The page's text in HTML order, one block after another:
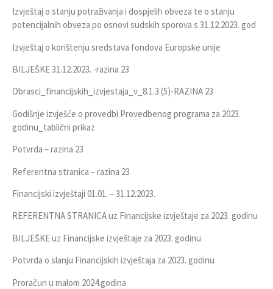
Izvještaj o stanju potraživanja i dospjelih obveza te o stanju
potencijalnih obveza po osnovi sudskih sporova s 31.12.2023. god
Izvještaj o korištenju sredstava fondova Europske unije
BILJEŠKE 31.12.2023. -razina 23
Obrasci_financijskih_izvjestaja_v_8.1.3 (5)-RAZINA 23
Godišnje izvješće o provedbi Provedbenog programa za 2023.
godinu_tablični prikaz
Potvrda – razina 23
Referentna stranica – razina 23
Financijski izvještaji 01.01. – 31.12.2023.
REFERENTNA STRANICA uz Financijske izvještaje za 2023. godinu
BILJEŠKE uz Financijske izvještaje za 2023. godinu
Potvrda o slanju Financijskih izvještaja za 2023. godinu
Proračun u malom 2024.godina